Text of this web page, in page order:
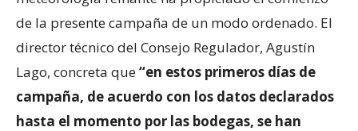
de la presente campaña de un modo ordenado. El
director técnico del Consejo Regulador, Agustín
Lago, concreta que“en estos primeros días de
campaña, de acuerdo con los datos declarados
hasta el momento por las bodegas, se han